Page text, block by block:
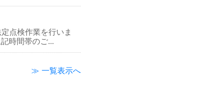
点検作業を行いま
時間帯のご...
≫ 一覧表示へ